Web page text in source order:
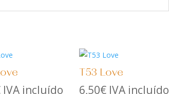
IVA incluído
T53 Love
6,50€ IVA incluído